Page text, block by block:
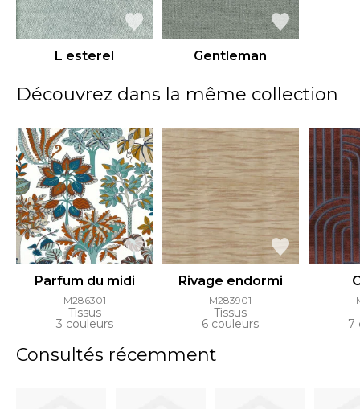
L esterel Gentleman
Découvrez dans la même collection
Parfum du midi
M286301
Tissus
3 couleurs
Rivage endormi
M283901
Tissus
6 couleurs 7
Consultés récemment